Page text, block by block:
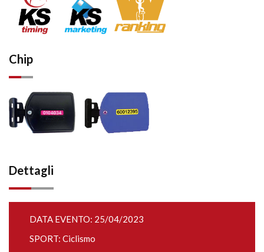
Chip
Dettagli
DATA EVENTO: 25/04/2023
SPORT: Ciclismo